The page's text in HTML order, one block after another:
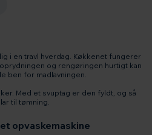
i en travl hverdag. Køkkenet fungerer
og rengøringen hurtigt kan
ben for madlavningen.
Med et svuptag er den fyldt, og så
til tømning.
opvaskemaskine